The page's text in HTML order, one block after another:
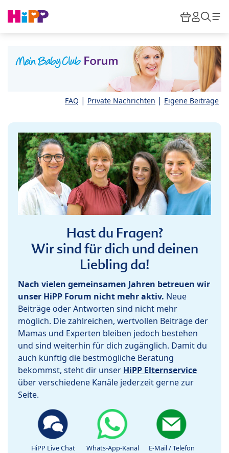
HiPP
FAQ | Private Nachrichten | Eigene Beiträge
Hast du Fragen?
Wir sind für dich und deinen
Liebling da!
Nach vielen gemeinsamen Jahren betreuen wir
unser HiPP Forum nicht mehr aktiv. Neue
Beiträge oder Antworten sind nicht mehr
möglich. Die zahlreichen, wertvollen Beiträge der
Mamas und Experten bleiben jedoch bestehen
und sind weiterhin für dich zugänglich. Damit du
auch künftig die bestmögliche Beratung
bekommst, steht dir unser HiPP Elternservice
über verschiedene Kanäle jederzeit gerne zur
Seite.
HiPP Live Chat Whats-App-Kanal E-Mail / Telefon